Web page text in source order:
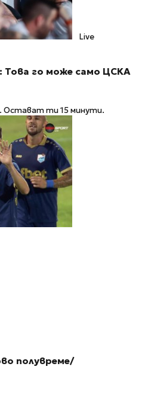
Live
го може само ЦСКА
Остават ти 15 минути.
полувреме/